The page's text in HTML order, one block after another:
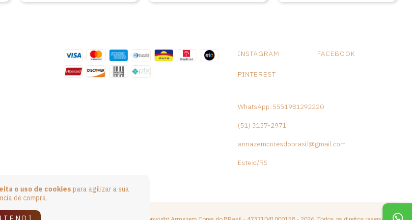
o uso de cookies para agilizar a sua
de compra.
Medidas:A- 32cm L-30cm P-2cm Peso: 875 gramas
Lopes
INSTAGRAM FACEBOOK
PINTEREST
WhatsApp: 5551981292220
(51) 3137-2971
armazemcoresdobrasil@gmail.com
Esteio/RS